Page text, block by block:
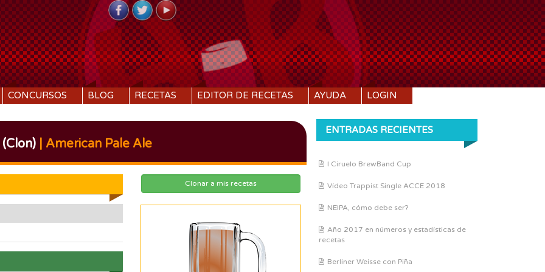
CONCURSOS BLOG RECETAS EDITOR DE RECETAS AYUDA LOGIN
| American Pale Ale
Clonar a mis recetas
ENTRADAS RECIENTES
I Ciruelo BrewBand Cup
Vídeo Trappist Single ACCE 2018
NEIPA, cómo debe ser?
Año 2017 en números y estadísticas de
recetas
Berliner Weisse con Piña